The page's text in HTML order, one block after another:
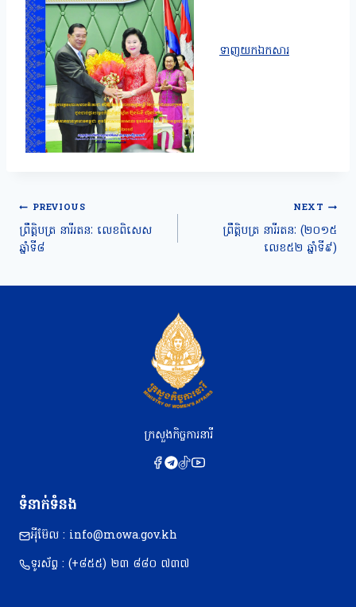
ទាញយកឯកសារ
Post
navigation
PREVIOUS
ព្រឹត្តិបត្រ នារីរតនៈ លេខពិសេស
ឆ្នាំទី៨
NEXT
ព្រឹត្តិបត្រ នារីរតនៈ (២០១៥
លេខ៥២ ឆ្នាំទី៩)
ក្រសួងកិច្ចការនារី
ទំនាក់ទំនង
អុីម៊ែល : info@mowa.gov.kh
ទូរស័ព្ទ : (+៨៥៥) ២៣​ ៨៨០ ៧៣៧